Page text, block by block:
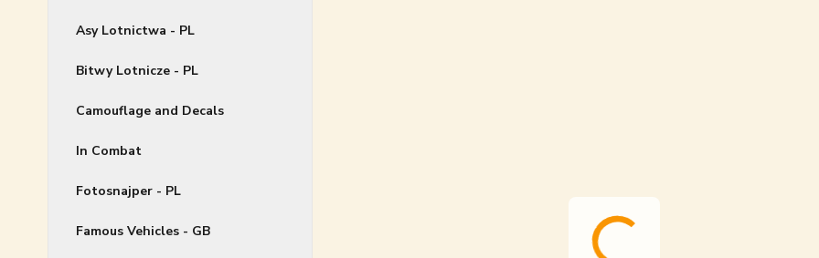
Asy Lotnictwa - PL
Bitwy Lotnicze - PL
Camouflage and Decals
In Combat
Fotosnajper - PL
Famous Vehicles - GB